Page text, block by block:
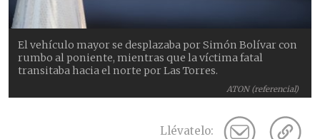
ATON (referencial)
El vehículo mayor se desplazaba por Simón Bolívar con
rumbo al poniente, mientras que la víctima fatal
transitaba hacia el norte por Las Torres.
Llévatelo: